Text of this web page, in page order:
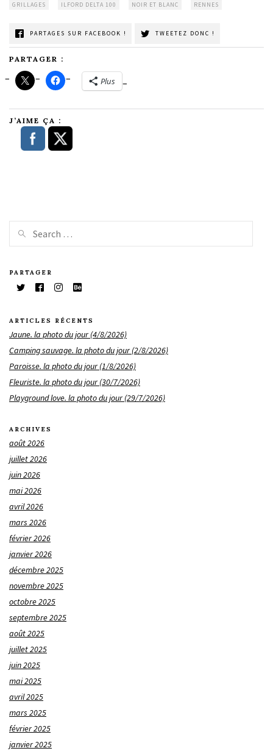
GRILLAGES ILFORD DELTA 100 NOIR ET BLANC RENNES
PARTAGES SUR FACEBOOK ! TWEETEZ DONC !
PARTAGER :
Plus
J’AIME ÇA :
PARTAGER
ARTICLES RÉCENTS
Jaune. la photo du jour (4/8/2026)
Camping sauvage. la photo du jour (2/8/2026)
Paroisse. la photo du jour (1/8/2026)
Fleuriste. la photo du jour (30/7/2026)
Playground love. la photo du jour (29/7/2026)
ARCHIVES
août 2026
juillet 2026
juin 2026
mai 2026
avril 2026
mars 2026
février 2026
janvier 2026
décembre 2025
novembre 2025
octobre 2025
septembre 2025
août 2025
juillet 2025
juin 2025
mai 2025
avril 2025
mars 2025
février 2025
janvier 2025